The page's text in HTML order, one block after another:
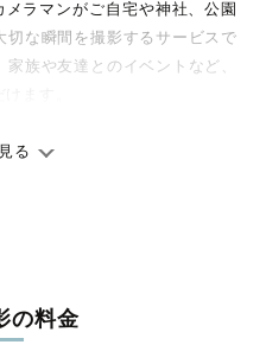
ラマンがご自宅や神社、公園
切な瞬間を撮影するサービスで
族や友達とのイベントなど、
年経っても見返したくなるよ
全国47都道府県に在籍してい
し、思い出に残る素敵な撮影体
る
の料金